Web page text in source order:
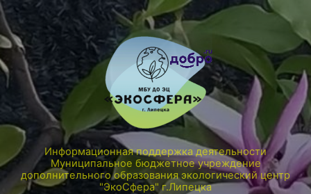
Информационная поддержка деятельности
Муниципальное бюджетное учреждение
дополнительного образования экологический центр
"ЭкоСфера" г.Липецка